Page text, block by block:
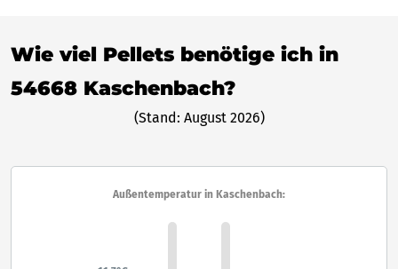
Wie viel Pellets benötige ich in
54668 Kaschenbach?
(Stand: August 2026)
Außentemperatur in Kaschenbach: